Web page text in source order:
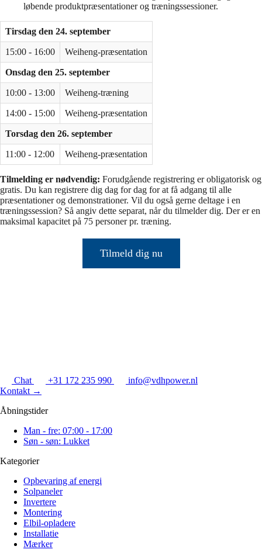
løbende produktpræsentationer og træningssessioner.
Tirsdag den 24. september
15:00 - 16:00 Weiheng-præsentation
Onsdag den 25. september
10:00 - 13:00 Weiheng-træning
14:00 - 15:00 Weiheng-præsentation
Torsdag den 26. september
11:00 - 12:00 Weiheng-præsentation
Tilmelding er nødvendig: Forudgående registrering er obligatorisk og
gratis. Du kan registrere dig dag for dag for at få adgang til alle
præsentationer og demonstrationer. Vil du også gerne deltage i en
træningssession? Så angiv dette separat, når du tilmelder dig. Der er en
maksimal kapacitet på 75 personer pr. træning.
Tilmeld dig nu
Chat +31 172 235 990
info@vdhpower.nl
Kontakt →
Åbningstider
Man - fre: 07:00 - 17:00
Søn - søn: Lukket
Kategorier
Opbevaring af energi
Solpaneler
Invertere
Montering
Elbil-opladere
Installatie
Mærker